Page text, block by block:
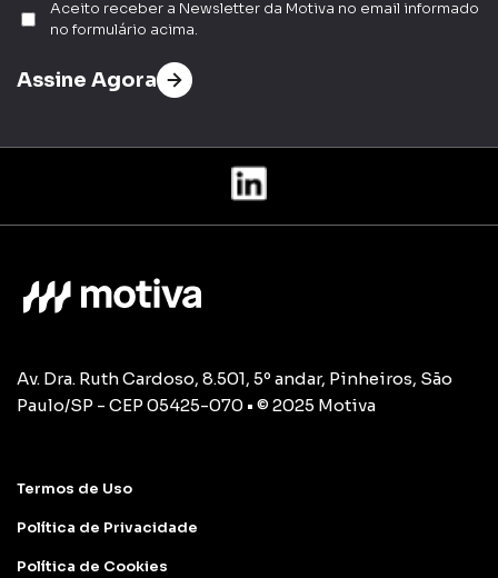
Aceito receber a Newsletter da Motiva no email informado
no formulário acima.
Assine Agora
Av. Dra. Ruth Cardoso, 8.501, 5º andar, Pinheiros, São
Paulo/SP - CEP 05425-070 • © 2025 Motiva
Termos de Uso
Política de Privacidade
Política de Cookies